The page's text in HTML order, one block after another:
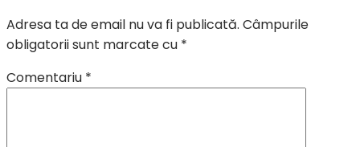
Adresa ta de email nu va fi publicată. Câmpurile
obligatorii sunt marcate cu *
Comentariu *